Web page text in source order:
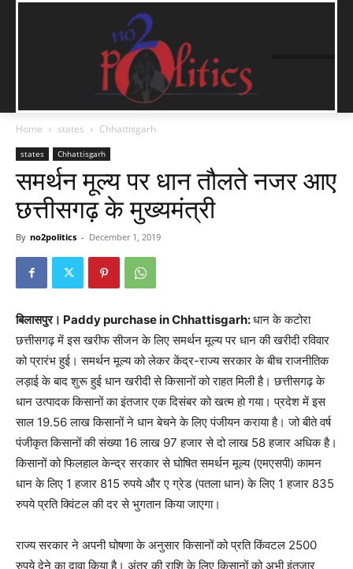
Home states Chhattisgarh
states Chhattisgarh
समर्थन मूल्य पर धान तौलते नजर आए
छत्तीसगढ़ के मुख्यमंत्री
By no2politics - December 1, 2019
बिलासपुर। Paddy purchase in Chhattisgarh:धान के कटोरा
छत्तीसगढ़ में इस खरीफ सीजन के लिए समर्थन मूल्य पर धान की खरीदी रविवार
को प्रारंभ हुई। समर्थन मूल्य को लेकर केंद्र-राज्य सरकार के बीच राजनीतिक
लड़ाई के बाद शुरू हुई धान खरीदी से किसानों को राहत मिली है। छत्तीसगढ़ के
धान उत्पादक किसानों का इंतजार एक दिसंबर को खत्म हो गया। प्रदेश में इस
साल 19.56 लाख किसानों ने धान बेचने के लिए पंजीयन कराया है। जो बीते वर्ष
पंजीकृत किसानों की संख्या 16 लाख 97 हजार से दो लाख 58 हजार अधिक है।
किसानों को फिलहाल केन्द्र सरकार से घोषित समर्थन मूल्य (एमएसपी) कामन
धान के लिए 1 हजार 815 रुपये और ए ग्रेड (पतला धान) के लिए 1 हजार 835
रुपये प्रति क्विंटल की दर से भुगतान किया जाएगा।
राज्य सरकार ने अपनी घोषणा के अनुसार किसानों को प्रति किंवटल 2500
रुपये देने का दावा किया है। अंतर की राशि के लिए किसानों को अभी इंतजार